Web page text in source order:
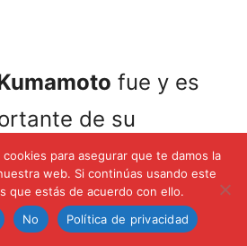
fue y es
de su
impulsado por sus
gastronomía,
incluyendo el
cookies para asegurar que te damos la
web. Si continúas usando este
que estás de acuerdo con ello.
No Política de privacidad